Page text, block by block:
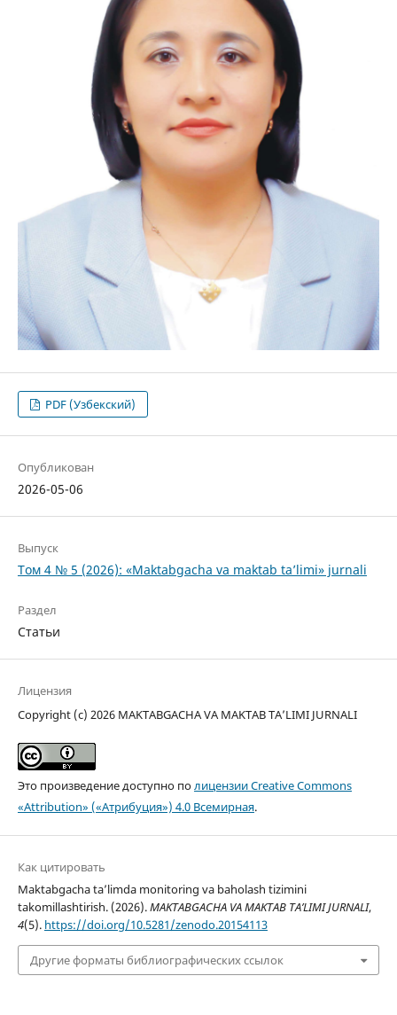
PDF (Узбекский)
Опубликован
2026-05-06
Выпуск
Том 4 № 5 (2026): «Maktabgacha va maktab ta’limi» jurnali
Раздел
Статьи
Лицензия
Copyright (c) 2026 MAKTABGACHA VA MAKTAB TA’LIMI JURNALI
Это произведение доступно полицензии Creative Commons
«Attribution» («Атрибуция») 4.0 Всемирная.
Как цитировать
Maktabgacha ta’limda monitoring va baholash tizimini
takomillashtirish. (2026).MAKTABGACHA VA MAKTAB TA’LIMI JURNALI,
4(5). https://doi.org/10.5281/zenodo.20154113
Другие форматы библиографических ссылок